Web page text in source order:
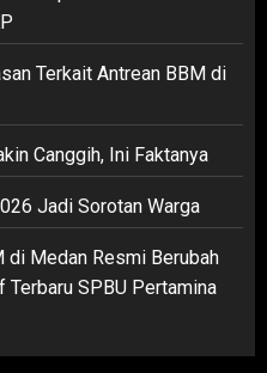
Terkait Antrean BBM di
Canggih, Ini Faktanya
Jadi Sorotan Warga
di Medan Resmi Berubah
SPBU Pertamina